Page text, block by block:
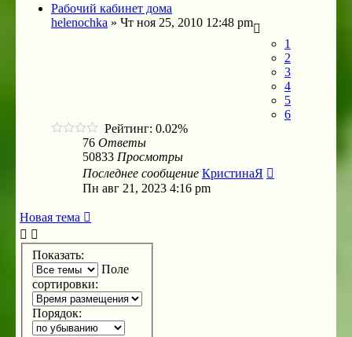
Рабочий кабинет дома
helenochka » Чт ноя 25, 2010 12:48 pm
1
2
3
4
5
6
Рейтинг: 0.02%
76 Ответы
50833 Просмотры
Последнее сообщение КристинаЯ
Пн авг 21, 2023 4:16 pm
Новая тема
Показать:
Поле
сортировки:
Порядок: